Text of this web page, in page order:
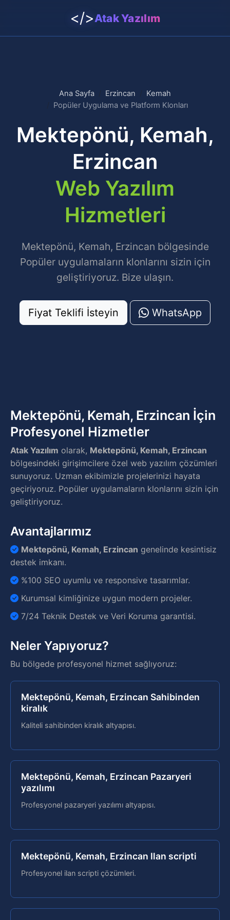
</>Atak Yazılım
Ana Sayfa Erzincan
Kemah
Popüler Uygulama ve Platform Klonları
Mektepönü, Kemah,
Erzincan
Web Yazılım
Hizmetleri
Mektepönü, Kemah, Erzincan bölgesinde
Popüler uygulamaların klonlarını sizin için
geliştiriyoruz. Bize ulaşın.
Fiyat Teklifi İsteyin WhatsApp
Mektepönü, Kemah, Erzincan İçin
Profesyonel Hizmetler
Atak Yazılım olarak, Mektepönü, Kemah, Erzincan
bölgesindeki girişimcilere özel web yazılım çözümleri
sunuyoruz. Uzman ekibimizle projelerinizi hayata
geçiriyoruz. Popüler uygulamaların klonlarını sizin için
geliştiriyoruz.
Avantajlarımız
Mektepönü, Kemah, Erzincan genelinde kesintisiz
destek imkanı.
%100 SEO uyumlu ve responsive tasarımlar.
Kurumsal kimliğinize uygun modern projeler.
7/24 Teknik Destek ve Veri Koruma garantisi.
Neler Yapıyoruz?
Bu bölgede profesyonel hizmet sağlıyoruz:
Mektepönü, Kemah, Erzincan Sahibinden
kiralık
Kaliteli sahibinden kiralık altyapısı.
Mektepönü, Kemah, Erzincan Pazaryeri
yazılımı
Profesyonel pazaryeri yazılımı altyapısı.
Mektepönü, Kemah, Erzincan Ilan scripti
Profesyonel ilan scripti çözümleri.